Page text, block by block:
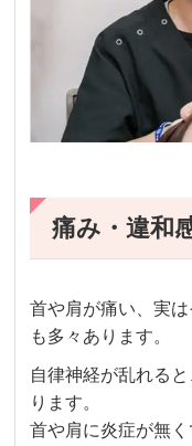
痛み・違和
首や肩が痛い、実
も多々あります。
自律神経が乱れる
ります。
首や肩に炎症が無